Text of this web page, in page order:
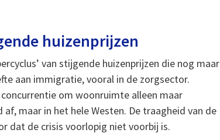
huizenprijzen
van stijgende huizenprijzen die nog maar
aan immigratie, vooral in de zorgsector.
om woonruimte alleen maar
maar in het hele Westen. De traagheid van de
dat de crisis voorlopig niet voorbij is.